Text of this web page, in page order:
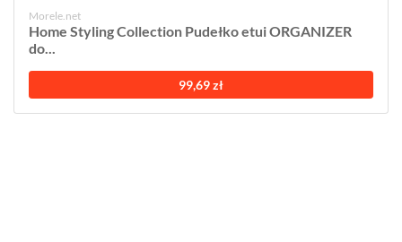
Morele.net
Home Styling Collection Pudełko etui ORGANIZER
do...
99,69 zł